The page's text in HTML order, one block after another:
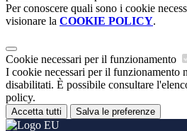
Per conoscere quali sono i cookie
visionare la COOKIE POLICY.
Cookie necessari per il funzionamento
I cookie necessari per il funzionamento
disabilitati. È possibile consultare
policy.
Accetta tutti Salva le preferenze